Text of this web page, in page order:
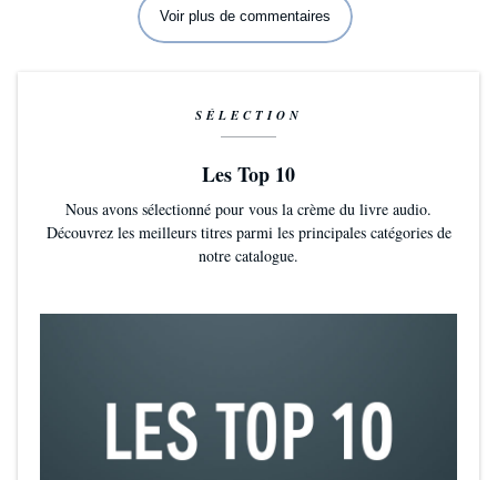
Voir plus de commentaires
SÉLECTION
Les Top 10
Nous avons sélectionné pour vous la crème du livre audio.
Découvrez les meilleurs titres parmi les principales catégories de
notre catalogue.